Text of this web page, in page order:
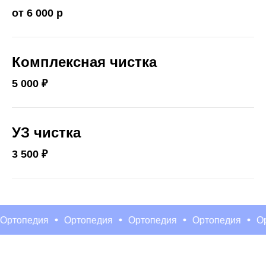
от 6 000 р
Комплексная чистка
5 000 ₽
УЗ чистка
3 500 ₽
Ортопедия Ортопедия Ортопедия